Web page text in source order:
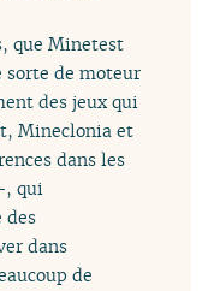
que Minetest
sorte de moteur
des jeux qui
Mineclonia et
dans les
qui
des
dans
de